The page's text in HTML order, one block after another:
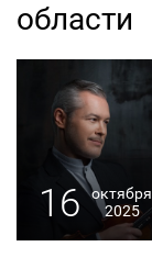
области
16
октября
2025